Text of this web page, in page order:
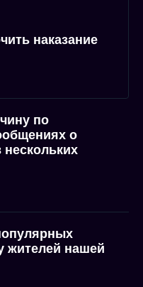
наказание
по
о
жителей нашей